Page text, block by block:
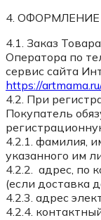
4.
4.1. Заказ
Оператора по
сервис сайта
https://
4.2. При
Покупатель
4.2.1. фамилия,
указанного им
4.2.2. адрес, по
(если доставка
4.2.3. адрес
4.2.4.